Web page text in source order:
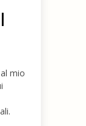
mio